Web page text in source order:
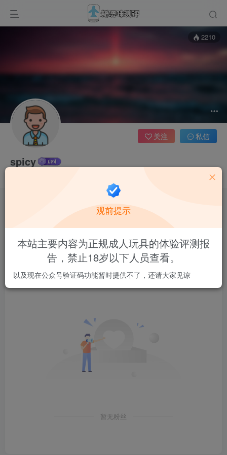
2210
spicy
关注 私信
本站禁止18岁以下用户访问, 站内每个月还会开启积分活动，详情看论坛内告
文章0 收藏 6 评论36 版块0 帖子5 粉丝0
粉丝 0 关注 0
暂无粉丝
观前提示
本站主要内容为正规成人玩具的体验评测报
告，禁止18岁以下人员查看。
以及现在公众号验证码功能暂时提供不了，还请大家见谅